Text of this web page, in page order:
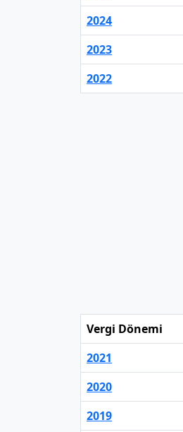
2024
2023
2022
Vergi Dönemi
2021
2020
2019